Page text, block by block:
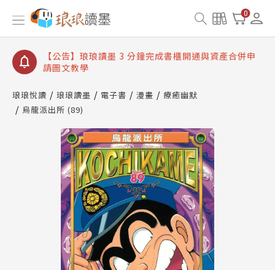
0
【公告】琅琅讀墨數位閱讀資產合併與書櫃開通申請
【公告】琅琅讀墨書櫃開通常見問題
【公告】琅琅讀墨 3 分鐘完成書櫃開通與資產合併申
請圖文教學
查詢
【公告】琅琅讀墨數位閱讀資產合併與書櫃開通申請
琅琅悅讀 琅琅讀墨 電子書 漫畫
療癒幽默
烏龍派出所 (89)